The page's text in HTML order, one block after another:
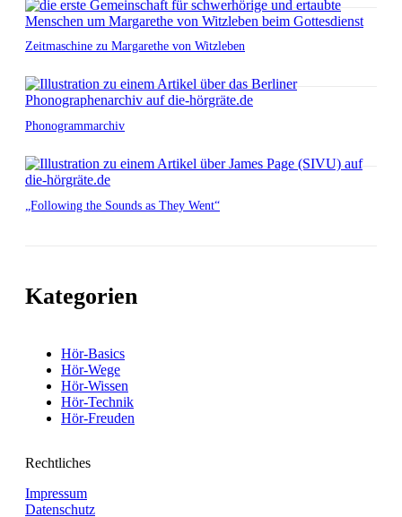
Zeitmaschine zu Margarethe von Witzleben
Phonogrammarchiv
„Following the Sounds as They Went“
Kategorien
Hör-Basics
Hör-Wege
Hör-Wissen
Hör-Technik
Hör-Freuden
Rechtliches
Impressum
Datenschutz